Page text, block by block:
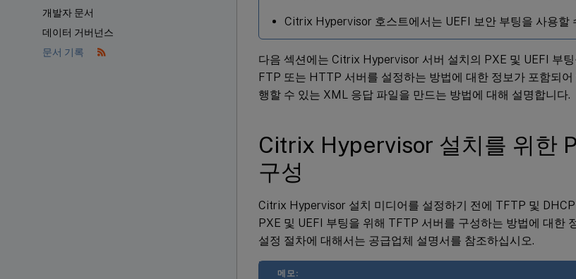
개발자 문서
데이터 거버넌스
문서 기록
Citrix Hypervisor 호스트에서는 UEFI 보안 부팅을 사용할
다음 섹션에는 Citrix Hypervisor 서버 설치의 PXE 및 UEFI 부
FTP 또는 HTTP 서버를 설정하는 방법에 대한 정보가 포함되
행할 수 있는 XML 응답 파일을 만드는 방법에 대해 설명합니다.
Citrix Hypervisor 설치를 위한
구성
Citrix Hypervisor 설치 미디어를 설정하기 전에 TFTP 및
PXE 및 UEFI 부팅을 위해 TFTP 서버를 구성하는 방법에 대한
설정 절차에 대해서는 공급업체 설명서를 참조하십시오.
메모: